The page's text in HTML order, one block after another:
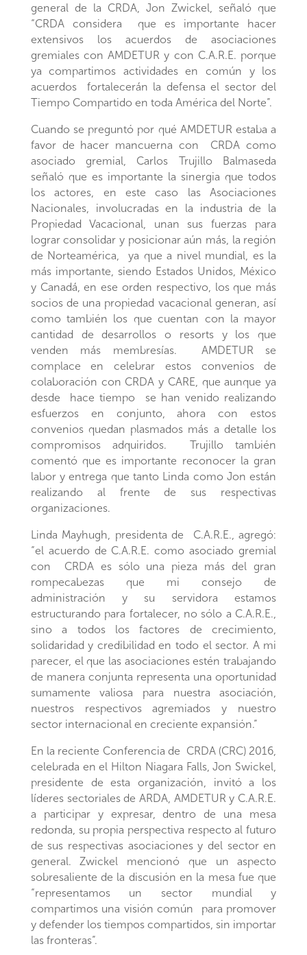
general de la CRDA, Jon Zwickel, señaló que
“CRDA considera que es importante hacer
extensivos los acuerdos de asociaciones
gremiales con AMDETUR y con C.A.R.E. porque
ya compartimos actividades en común y los
acuerdos fortalecerán la defensa el sector del
Tiempo Compartido en toda América del Norte”.
Cuando se preguntó por qué AMDETUR estaba a
favor de hacer mancuerna con CRDA como
asociado gremial, Carlos Trujillo Balmaseda
señaló que es importante la sinergia que todos
los actores, en este caso las Asociaciones
Nacionales, involucradas en la industria de la
Propiedad Vacacional, unan sus fuerzas para
lograr consolidar y posicionar aún más, la región
de Norteamérica, ya que a nivel mundial, es la
más importante, siendo Estados Unidos, México
y Canadá, en ese orden respectivo, los que más
socios de una propiedad vacacional generan, así
como también los que cuentan con la mayor
cantidad de desarrollos o resorts y los que
venden más membresías. AMDETUR se
complace en celebrar estos convenios de
colaboración con CRDA y CARE, que aunque ya
desde hace tiempo se han venido realizando
esfuerzos en conjunto, ahora con estos
convenios quedan plasmados más a detalle los
compromisos adquiridos. Trujillo también
comentó que es importante reconocer la gran
labor y entrega que tanto Linda como Jon están
realizando al frente de sus respectivas
organizaciones.
Linda Mayhugh, presidenta de C.A.R.E., agregó:
“el acuerdo de C.A.R.E. como asociado gremial
con CRDA es sólo una pieza más del gran
rompecabezas que mi consejo de
administración y su servidora estamos
estructurando para fortalecer, no sólo a C.A.R.E.,
sino a todos los factores de crecimiento,
solidaridad y credibilidad en todo el sector. A mi
parecer, el que las asociaciones estén trabajando
de manera conjunta representa una oportunidad
sumamente valiosa para nuestra asociación,
nuestros respectivos agremiados y nuestro
sector internacional en creciente expansión.”
En la reciente Conferencia de CRDA (CRC) 2016,
celebrada en el Hilton Niagara Falls, Jon Swickel,
presidente de esta organización, invitó a los
líderes sectoriales de ARDA, AMDETUR y C.A.R.E.
a participar y expresar, dentro de una mesa
redonda, su propia perspectiva respecto al futuro
de sus respectivas asociaciones y del sector en
general. Zwickel mencionó que un aspecto
sobresaliente de la discusión en la mesa fue que
“representamos un sector mundial y
compartimos una visión común para promover
y defender los tiempos compartidos, sin importar
las fronteras”.